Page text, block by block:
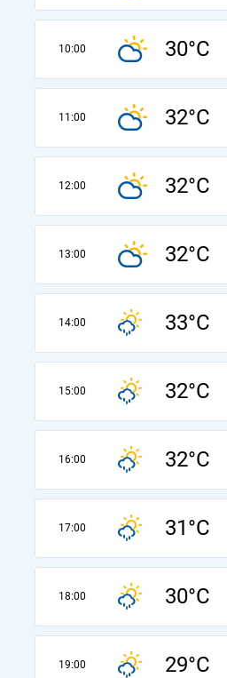
10:00 30°C
11:00 32°C
12:00 32°C
13:00 32°C
14:00 33°C
15:00 32°C
16:00 32°C
17:00 31°C
18:00 30°C
19:00 29°C